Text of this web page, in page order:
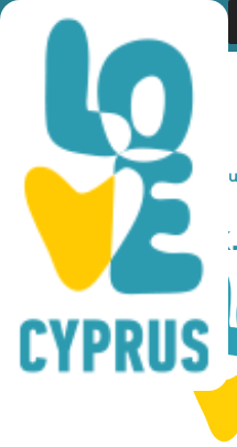
You are here: Home »
STATION CAFE K. PYRGOS
STATION CAFE